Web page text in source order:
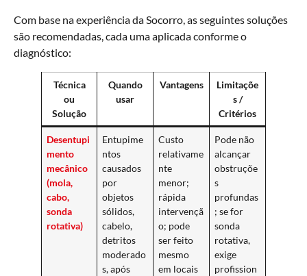
Com base na experiência da Socorro, as seguintes soluções
são recomendadas, cada uma aplicada conforme o
diagnóstico:
Técnica
ou
Solução
Quando
usar
Vantagens
Limitaçõe
s /
Critérios
Desentupi
mento
mecânico
(mola,
cabo,
sonda
rotativa)
Entupime
ntos
causados
por
objetos
sólidos,
cabelo,
detritos
moderado
s, após
Custo
relativame
nte
menor;
rápida
intervençã
o; pode
ser feito
mesmo
em locais
Pode não
alcançar
obstruçõe
s
profundas
; se for
sonda
rotativa,
exige
profission